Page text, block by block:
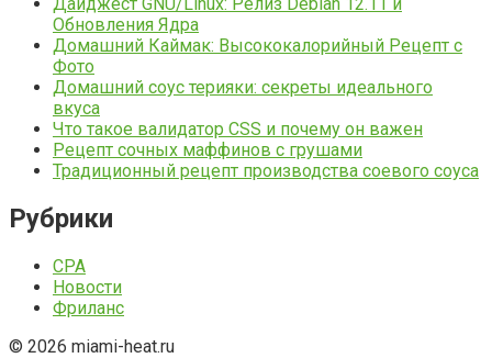
Обновления Ядра
Домашний Каймак: Высококалорийный Рецепт с
Фото
Домашний соус терияки: секреты идеального
вкуса
Что такое валидатор CSS и почему он важен
Рецепт сочных маффинов с грушами
Традиционный рецепт производства соевого соуса
Рубрики
CPA
Новости
Фриланс
© 2026 miami-heat.ru